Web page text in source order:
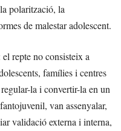
polarització, la
de malestar adolescent.
repte no consisteix a
famílies i centres
la i convertir-la en un
van assenyalar,
validació externa i interna,